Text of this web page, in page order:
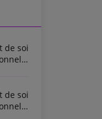
de soi
-
de soi
-